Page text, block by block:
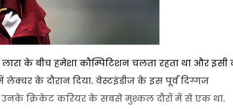
के बीच हमेशा कौम्पिटिशन चलता रहता था और इसी
लेक्चर के दौरान दिया. वेस्टइंडीज के इस पूर्व दिग्गज
उनके क्रिकेट करियर के सबसे मुश्कल दौरों में से एक था.